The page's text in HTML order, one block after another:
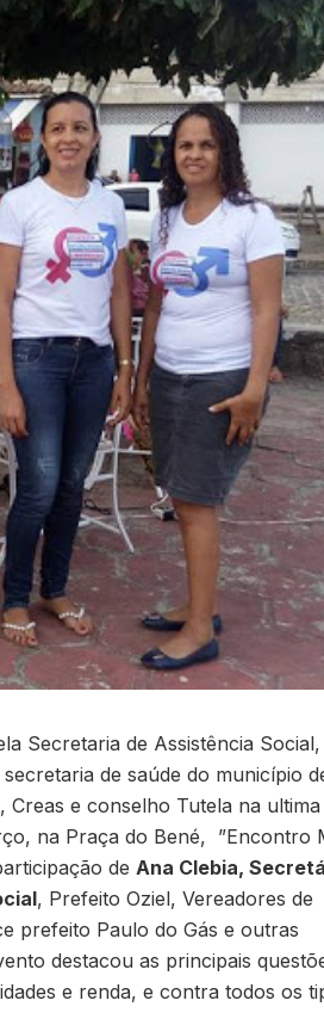
Secretaria de Assistência Social,
de saúde do município
Creas e conselho Tutela na
na Praça do Bené, ”Encontro
de Ana Clebia,
, Prefeito Oziel, Vereadores de
prefeito Paulo do Gás e outras
destacou as principais
e renda, e contra todos os